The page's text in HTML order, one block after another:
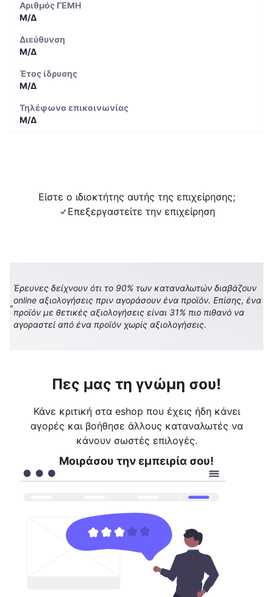
Αριθμός ΓΕΜΗ
Μ/Δ
Διεύθυνση
Μ/Δ
Έτος ίδρυσης
Μ/Δ
Τηλέφωνο επικοινωνίας
Μ/Δ
Είστε ο ιδιοκτήτης αυτής της επιχείρησης;
Επεξεργαστείτε την επιχείρηση
Έρευνες δείχνουν ότι το 90% των καταναλωτών διαβάζουν
online αξιολογήσεις πριν αγοράσουν ένα προϊόν. Επίσης, ένα
προϊόν με θετικές αξιολογήσεις είναι 31% πιο πιθανό να
αγοραστεί από ένα προϊόν χωρίς αξιολογήσεις.
Πες μας τη γνώμη σου!
Κάνε κριτική στα eshop που έχεις ήδη κάνει
αγορές και βοήθησε άλλους καταναλωτές να
κάνουν σωστές επιλογές.
Μοιράσου την εμπειρία σου!